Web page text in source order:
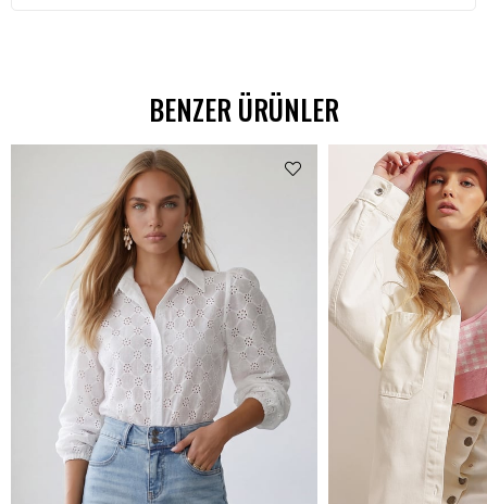
BENZER ÜRÜNLER